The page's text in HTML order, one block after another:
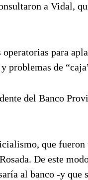
a Vidal,
para
problemas de
del Banco
que fueron
De este
al banco -y que